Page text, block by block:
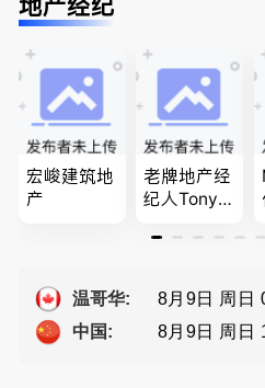
房产过户
语，列治文
陈卓律师事
务所 (ATA L
aw Corpor
ation)
地产经纪
宏峻建筑地
产
老牌地产经
纪人Tony L
经验买卖
佣
温哥华:
8月9日 周日
中国:
8月9日 周日